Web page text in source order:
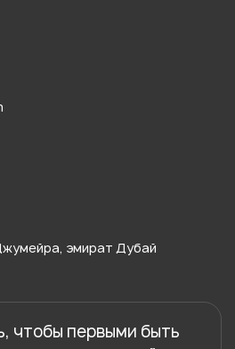
эмират Дубай
чтобы первыми быть